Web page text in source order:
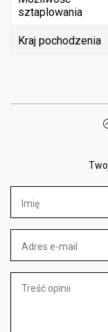
sztaplowania
Kraj pochodzenia